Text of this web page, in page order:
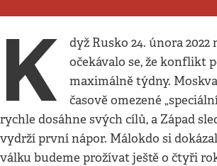
K
dyž Rusko 24. února
očekávalo se, že konflikt
maximálně týdny.
časově omezené
rychle dosáhne svých cílů, a Západ
vydrží první nápor. Málokdo si
válku budeme prožívat ještě o čtyři